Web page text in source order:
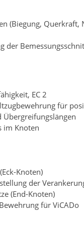
(Biegung, Querkraft,
der
EC 2
für
Übergreifungslängen
im Knoten
Knoten)
der
(End-Knoten)
für ViCADo